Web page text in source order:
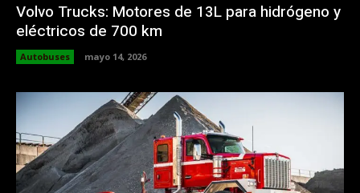
Volvo Trucks: Motores de 13L para hidrógeno y
eléctricos de 700 km
Autobuses mayo 14, 2026